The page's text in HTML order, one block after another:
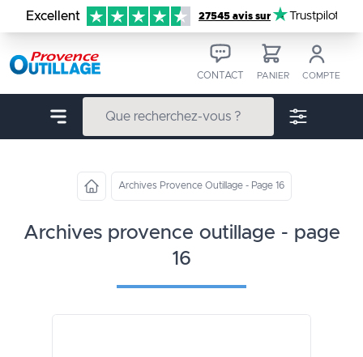
Aller au contenu
Excellent 27545 avis sur Trustpilot
CONTACT PANIER COMPTE
Archives Provence Outillage - Page 16
archives provence outillage - page
16